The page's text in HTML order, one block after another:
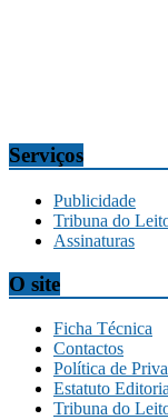
Serviços
Publicidade
Tribuna do
Assinaturas
O site
Ficha Técnica
Contactos
Política de
Estatuto
Tribuna do